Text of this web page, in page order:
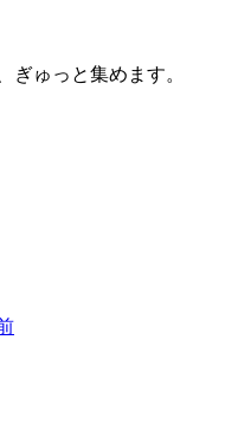
ぎゅっと集めます。